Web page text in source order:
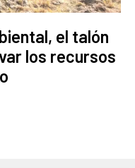
el talón
los recursos